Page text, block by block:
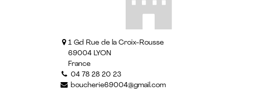
1 Gd Rue de la Croix-Rousse
69004 LYON
France
04 78 28 20 23
boucherie69004@gmail.com